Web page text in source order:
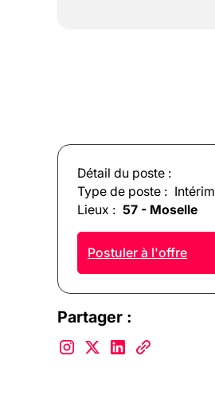
Détail du poste :
Type de poste : Intérim
Lieux : 57 - Moselle
Postuler à l'offre
Partager :